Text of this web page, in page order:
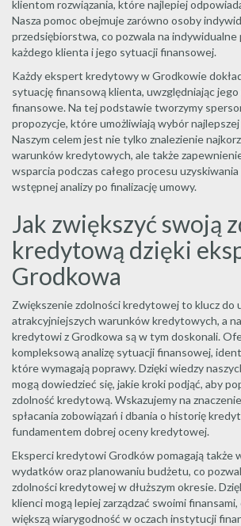
klientom rozwiązania, które najlepiej
Nasza pomoc obejmuje zarówno osoby
przedsiębiorstwa, co pozwala na indywidualne
każdego klienta i jego sytuacji finansowej.
Każdy ekspert kredytowy w Grodkowie
sytuację finansową klienta, uwzględniając
finansowe. Na tej podstawie tworzymy
propozycje, które umożliwiają wybór
Naszym celem jest nie tylko znalezienie
warunków kredytowych, ale także
wsparcia podczas całego procesu
wstępnej analizy po finalizację umowy.
Jak zwiększyć swoją
kredytową dzięki
Grodkowa
Zwiększenie zdolności kredytowej to klucz do
atrakcyjniejszych warunków kredytowych, a
kredytowi z Grodkowa są w tym doskonali.
kompleksową analizę sytuacji finansowej,
które wymagają poprawy. Dzięki wiedzy
mogą dowiedzieć się, jakie kroki podjąć, aby
zdolność kredytową. Wskazujemy na
spłacania zobowiązań i dbania o historię
fundamentem dobrej oceny kredytowej.
Eksperci kredytowi Grodków pomagają także
wydatków oraz planowaniu budżetu, co
zdolności kredytowej w dłuższym okresie.
klienci mogą lepiej zarządzać swoimi finansami,
większą wiarygodność w oczach instytucji